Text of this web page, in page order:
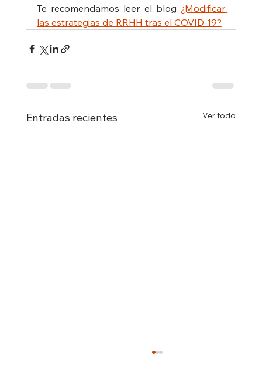
Te recomendamos leer el blog ¿Modificar
las estrategias de RRHH tras el COVID-19?
Entradas recientes Ver todo